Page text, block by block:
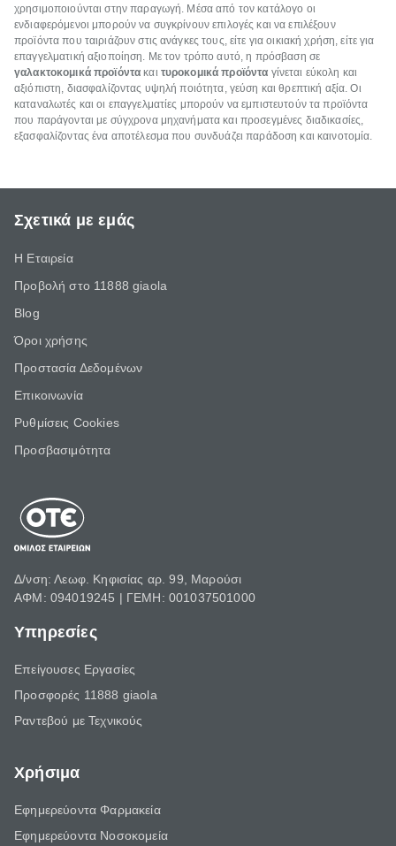
χρησιμοποιούνται στην παραγωγή. Μέσα από τον κατάλογο οι
ενδιαφερόμενοι μπορούν να συγκρίνουν επιλογές και να επιλέξουν
προϊόντα που ταιριάζουν στις ανάγκες τους, είτε για οικιακή χρήση, είτε για
επαγγελματική αξιοποίηση. Με τον τρόπο αυτό, η πρόσβαση σε
γαλακτοκομικά προϊόντα και τυροκομικά προϊόντα γίνεται εύκολη και
αξιόπιστη, διασφαλίζοντας υψηλή ποιότητα, γεύση και θρεπτική αξία. Οι
καταναλωτές και οι επαγγελματίες μπορούν να εμπιστευτούν τα προϊόντα
που παράγονται με σύγχρονα μηχανήματα και προσεγμένες διαδικασίες,
εξασφαλίζοντας ένα αποτέλεσμα που συνδυάζει παράδοση και καινοτομία.
Σχετικά με εμάς
Η Εταιρεία
Προβολή στο 11888 giaola
Blog
Όροι χρήσης
Προστασία Δεδομένων
Επικοινωνία
Ρυθμίσεις Cookies
Προσβασιμότητα
Δ/νση: Λεωφ. Κηφισίας αρ. 99, Μαρούσι
ΑΦΜ: 094019245 | ΓΕΜΗ: 001037501000
Υπηρεσίες
Επείγουσες Εργασίες
Προσφορές 11888 giaola
Ραντεβού με Τεχνικούς
Χρήσιμα
Εφημερεύοντα Φαρμακεία
Εφημερεύοντα Νοσοκομεία